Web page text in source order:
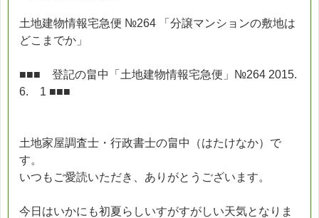
土地建物情報宅急便 №264 「分譲マンションの敷地は
どこまでか」
■■■ 登記の畠中「土地建物情報宅急便」№264 2015.
6. 1 ■■■
土地家屋調査士・行政書士の畠中（はたけなか）で
す。
いつもご愛読いただき、ありがとうございます。
今日はいかにも初夏らしいすがすがしい天気となりま